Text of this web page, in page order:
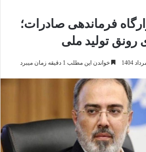
فرماندهی صادرات؛
رونق تولید ملی
خواندن این مطلب 1 دقیقه زمان میبرد